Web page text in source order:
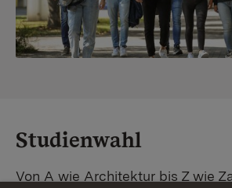
Studienwahl
Von A wie Architektur bis Z wie